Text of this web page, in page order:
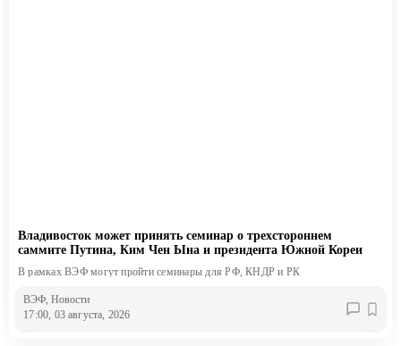
Владивосток может принять семинар о трехстороннем
саммите Путина, Ким Чен Ына и президента Южной Кореи
В рамках ВЭФ могут пройти семинары для РФ, КНДР и РК
ВЭФ, Новости
17:00, 03 августа, 2026